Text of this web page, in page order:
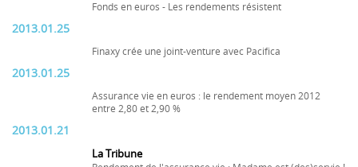
Fonds en euros - Les rendements résistent
2013.01.25
Finaxy crée une joint-venture avec Pacifica
2013.01.25
Assurance vie en euros : le rendement moyen 2012
entre 2,80 et 2,90 %
2013.01.21
La Tribune